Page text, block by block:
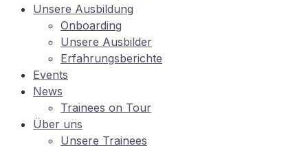
Un­se­re Ausbildung
On­boar­ding
Un­se­re Ausbilder
Er­fah­rungs­be­rich­te
Events
News
Trai­nees on Tour
Über uns
Un­se­re Trainees